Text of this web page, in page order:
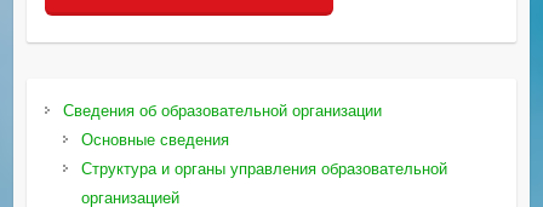
Сведения об образовательной организации
Основные сведения
Структура и органы управления образовательной
организацией